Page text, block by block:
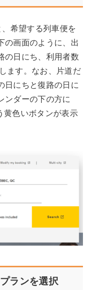
希望する列車便を
の画面のように、出
の日にち、利用者数
ます。なお、片道だ
日にちと復路の日に
ンダーの下の方に
黄色いボタンが表示
ランを選択